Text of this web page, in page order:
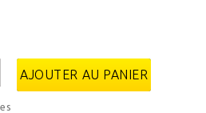
AJOUTER AU PANIER